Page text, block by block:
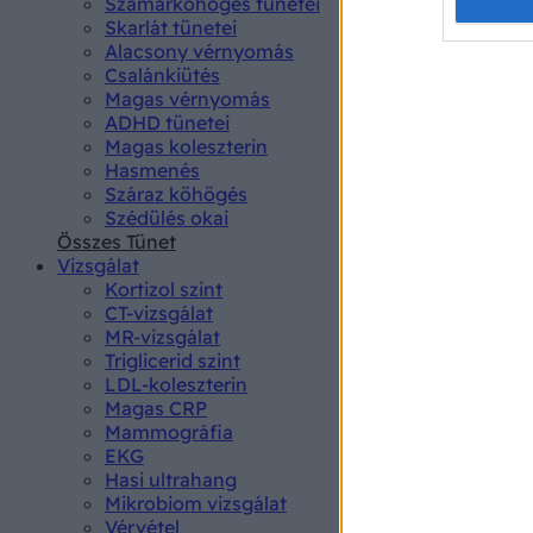
Skarlát tünetei
Alacsony vérnyomás
Csalánkiütés
Magas vérnyomás
ADHD tünetei
Magas koleszterin
Hasmenés
Száraz köhögés
Szédülés okai
Összes Tünet
Vizsgálat
Kortizol szint
CT-vizsgálat
MR-vizsgálat
Triglicerid szint
LDL-koleszterin
Magas CRP
Mammográfia
EKG
Hasi ultrahang
Mikrobiom vizsgálat
Vérvétel